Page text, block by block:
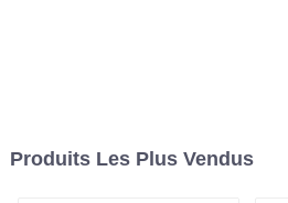
Produits Les Plus Vendus